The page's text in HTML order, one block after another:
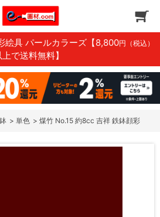
絵具 パールカラーズ 【8,800円（税込）
上で送料無料】
> 単色 > 煤竹 No.15 約8cc 吉祥 鉄鉢顔彩